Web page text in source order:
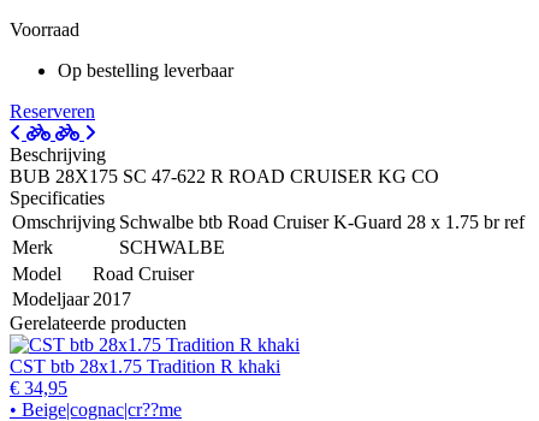
Voorraad
Op bestelling leverbaar
Reserveren
Beschrijving
BUB 28X175 SC 47-622 R ROAD CRUISER KG CO
Specificaties
Omschrijving Schwalbe btb Road Cruiser K-Guard 28 x 1.75 br ref
Merk
SCHWALBE
Model
Road Cruiser
Modeljaar 2017
Gerelateerde producten
CST btb 28x1.75 Tradition R khaki
€ 34,95
• Beige|cognac|cr??me